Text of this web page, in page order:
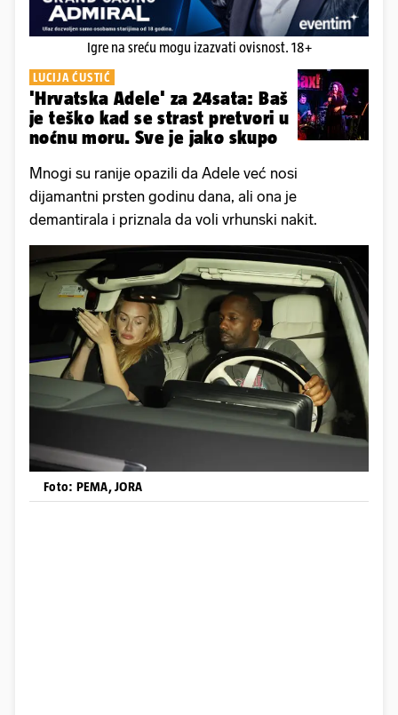
Igre na sreću mogu izazvati ovisnost. 18+
LUCIJA ĆUSTIĆ
'Hrvatska Adele' za 24sata: Baš
je teško kad se strast pretvori u
noćnu moru. Sve je jako skupo
Mnogi su ranije opazili da Adele već nosi
dijamantni prsten godinu dana, ali ona je
demantirala i priznala da voli vrhunski nakit.
Foto: PEMA, JORA